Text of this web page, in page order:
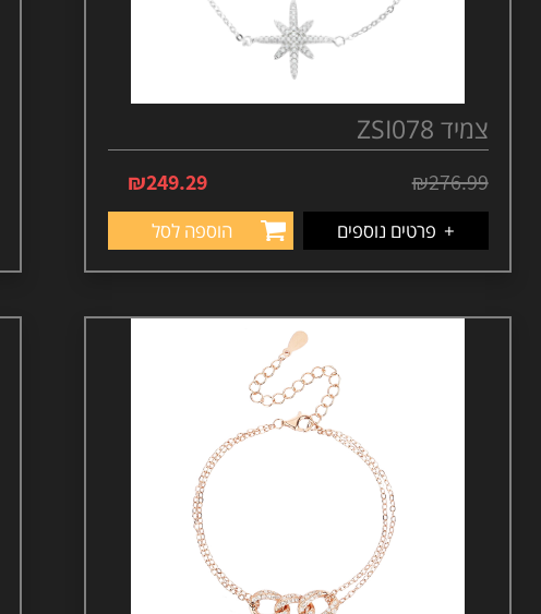
צמיד ZSI078
₪276.99
₪249.29
+ פרטים נוספים הוספה לסל